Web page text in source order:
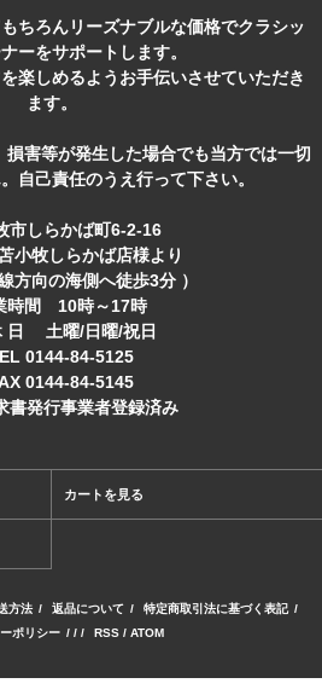
ちろんリーズナブルな価格でクラシッ
ーをサポートします。
楽しめるようお手伝いさせていただき
ます。
害等が発生した場合でも当方では一切
自己責任のうえ行って下さい。
市しらかば町6-2-16
小牧しらかば店様より
向の海側へ徒歩3分 ）
時間 10時～17時
日 土曜/日曜/祝日
0144-84-5125
0144-84-5145
書発行事業者登録済み
カートを見る
方法 / 返品について / 特定商取引法に基づく表記 /
ポリシー / / / RSS / ATOM